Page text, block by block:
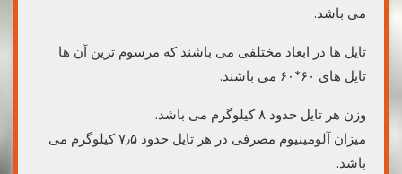
می باشد.
تایل ها در ابعاد مختلفی می باشند که مرسوم ترین آن ها
تایل های ۶۰*۶۰ می باشند.
وزن هر تایل حدود ۸ کیلوگرم می باشد.
میزان آلومینیوم مصرفی در هر تایل حدود ۷٫۵ کیلوگرم می
باشد.